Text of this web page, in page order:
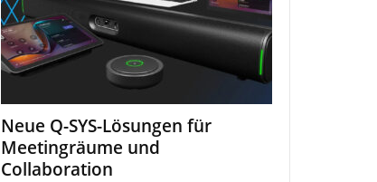
Neue Q-SYS-Lösungen für
Meetingräume und
Collaboration